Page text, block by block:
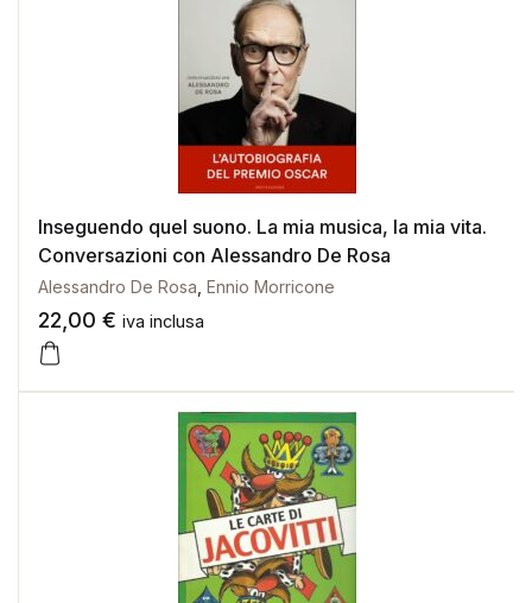
Inseguendo quel suono. La mia musica, la mia vita.
Conversazioni con Alessandro De Rosa
Alessandro De Rosa Ennio Morricone
22,00 € iva inclusa